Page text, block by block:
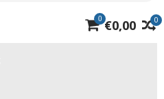
0
0 €0,00